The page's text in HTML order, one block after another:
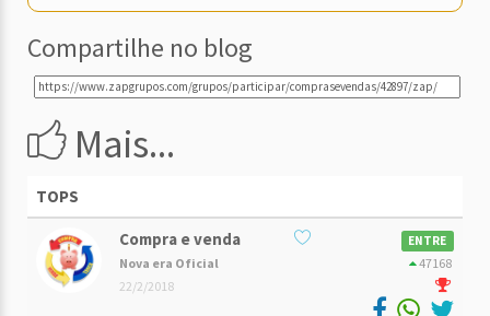
Compartilhe no blog
Mais...
TOPS
Compra e venda
Nova era Oficial
22/2/2018
ENTRE
47168